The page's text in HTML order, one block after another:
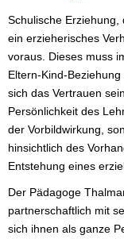
Schulische
ein erzieherisches
voraus. Dieses muss
Eltern-Kind-
sich das Vertrauen
Persönlichkeit des
der Vorbildwirkung,
hinsichtlich des
Entstehung eines
Der Pädagoge
partnerschaftlich mit
sich ihnen als ganze